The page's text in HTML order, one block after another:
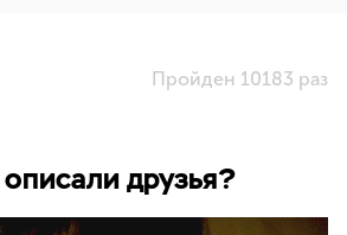
Пройден 10183 раз
друзья?